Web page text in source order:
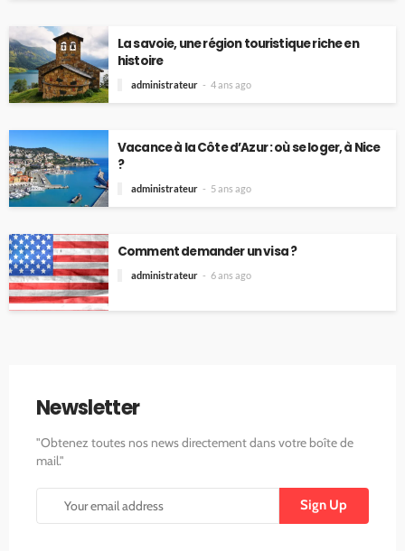
La savoie, une région touristique riche en
histoire
administrateur 4 ans ago
Vacance à la Côte d’Azur : où se loger, à Nice
?
administrateur 5 ans ago
Comment demander un visa ?
administrateur 6 ans ago
Newsletter
"Obtenez toutes nos news directement dans votre boîte de
mail."